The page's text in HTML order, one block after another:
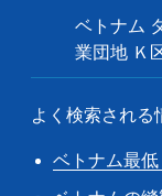
ベトナム
業団地 Ｋ
よく検索される
ベトナム最低